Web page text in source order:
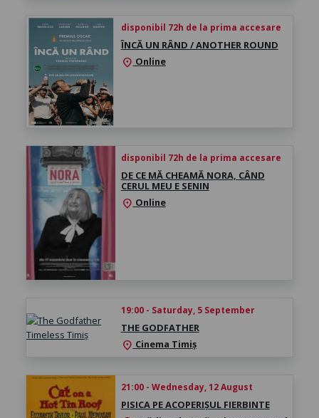
disponibil 72h de la prima accesare
ÎNCĂ UN RÂND / ANOTHER ROUND
location_on Online
disponibil 72h de la prima accesare
DE CE MĂ CHEAMĂ NORA, CÂND
CERUL MEU E SENIN
location_on Online
19:00 - Saturday, 5 September
THE GODFATHER
location_on Cinema Timiș
21:00 - Wednesday, 12 August
PISICA PE ACOPERIȘUL FIERBINTE